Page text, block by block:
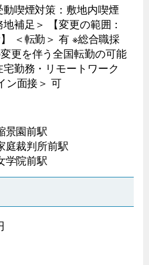
喫煙対策：敷地内喫煙
補足＞ 【変更の範囲：
＜転勤＞ 有 ※総合職採
更を伴う全国転勤の可能
勤務・リモートワーク
ン面接＞ 可
景園前駅
庭裁判所前駅
学院前駅